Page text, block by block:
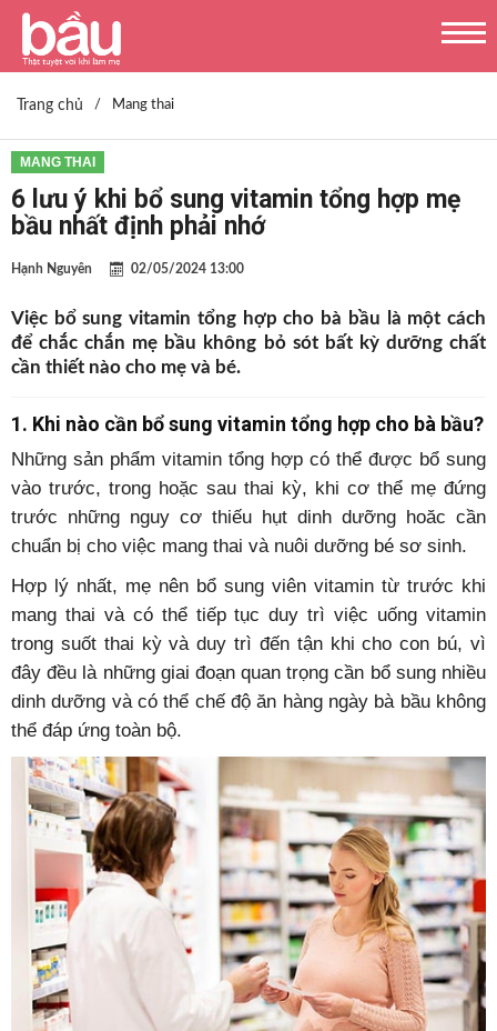
Trang chủ / Mang thai
MANG THAI
6 lưu ý khi bổ sung vitamin tổng hợp mẹ
bầu nhất định phải nhớ
Hạnh Nguyên 02/05/2024 13:00
Việc bổ sung vitamin tổng hợp cho bà bầu là một cách
để chắc chắn mẹ bầu không bỏ sót bất kỳ dưỡng chất
cần thiết nào cho mẹ và bé.
1. Khi nào cần bổ sung vitamin tổng hợp cho bà bầu?
Những sản phẩm vitamin tổng hợp có thể được bổ sung
vào trước, trong hoặc sau thai kỳ, khi cơ thể mẹ đứng
trước những nguy cơ thiếu hụt dinh dưỡng hoăc cần
chuẩn bị cho việc mang thai và nuôi dưỡng bé sơ sinh.
Hợp lý nhất, mẹ nên bổ sung viên vitamin từ trước khi
mang thai và có thể tiếp tục duy trì việc uống vitamin
trong suốt thai kỳ và duy trì đến tận khi cho con bú, vì
đây đều là những giai đoạn quan trọng cần bổ sung nhiều
dinh dưỡng và có thể chế độ ăn hàng ngày bà bầu không
thể đáp ứng toàn bộ.